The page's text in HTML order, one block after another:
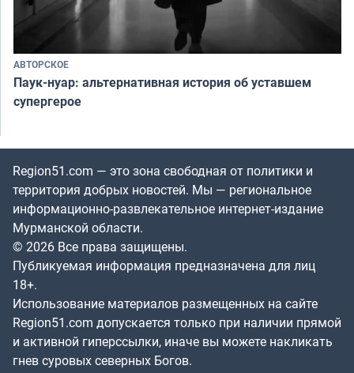
АВТОРСКОЕ
Паук-нуар: альтернативная история об уставшем
супергерое
Region51.com — это зона свободная от политики и
территория добрых новостей. Мы — региональное
информационно-развлекательное интернет-издание
Мурманской области.
© 2026 Все права защищены.
Публикуемая информация предназначена для лиц
18+.
Использование материалов размещенных на сайте
Region51.com допускается только при наличии прямой
и активной гиперссылки, иначе вы можете накликать
гнев суровых северных Богов.